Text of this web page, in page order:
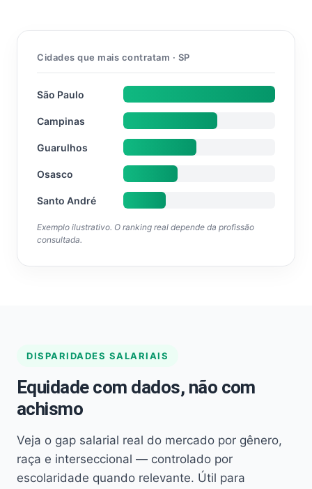
Cidades que mais contratam · SP
São Paulo
Campinas
Guarulhos
Osasco
Santo André
Exemplo ilustrativo. O ranking real depende da profissão
consultada.
DISPARIDADES SALARIAIS
Equidade com dados, não com
achismo
Veja o gap salarial real do mercado por gênero,
raça e interseccional — controlado por
escolaridade quando relevante. Útil para